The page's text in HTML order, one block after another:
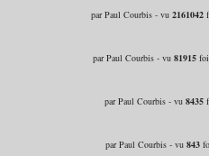
par Paul Courbis - vu2161042
par Paul Courbis - vu81915
par Paul Courbis - vu8435
par Paul Courbis - vu843